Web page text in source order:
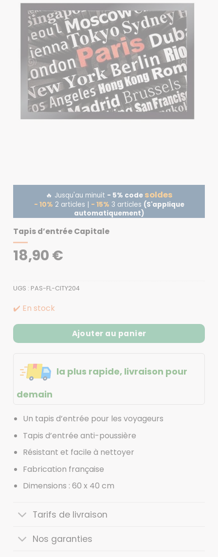
🔥 Jusqu'au minuit - 5% code soldes
- 10% 2 articles | - 15% 3 articles (S'applique
automatiquement)
Tapis d’entrée Capitale
18,90 €
UGS : PAS-FL-CITY204
✔️ En stock
Ajouter au panier
la plus rapide, livraison pour
demain
Un tapis d’entrée pour les voyageurs
Tapis d’entrée anti-poussière
Résistant et facile à nettoyer
Fabrication française
Dimensions : 60 x 40 cm
Tarifs de livraison
Nos garanties